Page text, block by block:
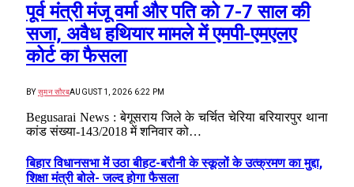
पूर्व मंत्री मंजू वर्मा और पति को 7-7 साल की
सजा, अवैध हथियार मामले में एमपी-एमएलए
कोर्ट का फैसला
BY सुमन सौरबAUGUST 1, 2026 6:22 PM
Begusarai News : बेगूसराय जिले के चर्चित चेरिया बरियारपुर थाना
कांड संख्या-143/2018 में शनिवार को…
बिहार विधानसभा में उठा बीहट-बरौनी के स्कूलों के उत्क्रमण का मुद्दा,
शिक्षा मंत्री बोले- जल्द होगा फैसला